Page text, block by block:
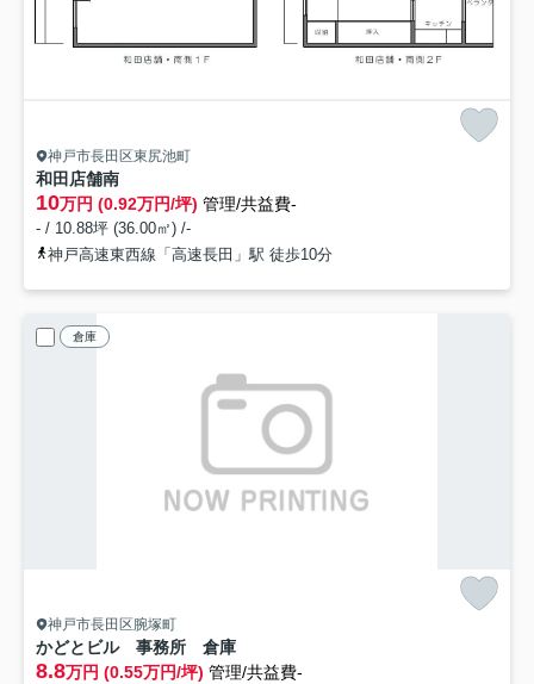
神戸市長田区東尻池町
和田店舗南
10万円 (0.92万円/坪) 管理/共益費-
- / 10.88坪 (36.00㎡) /-
神戸高速東西線「高速長田」駅 徒歩10分
倉庫
神戸市長田区腕塚町
かどとビル 事務所 倉庫
8.8万円 (0.55万円/坪) 管理/共益費-